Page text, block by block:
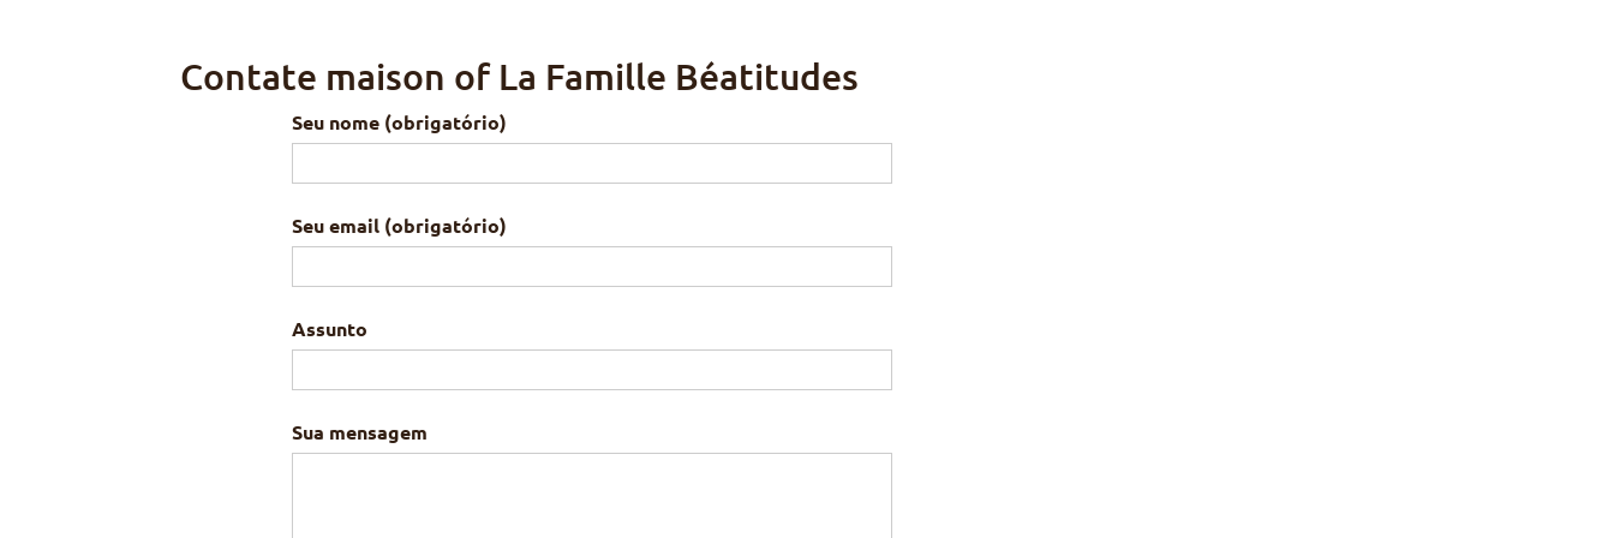
Contate maison of La Famille Béatitudes
Seu nome (obrigatório)
Seu email (obrigatório)
Assunto
Sua mensagem